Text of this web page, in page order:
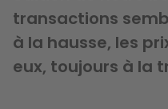
transactions
à la hausse, les
eux, toujours à la